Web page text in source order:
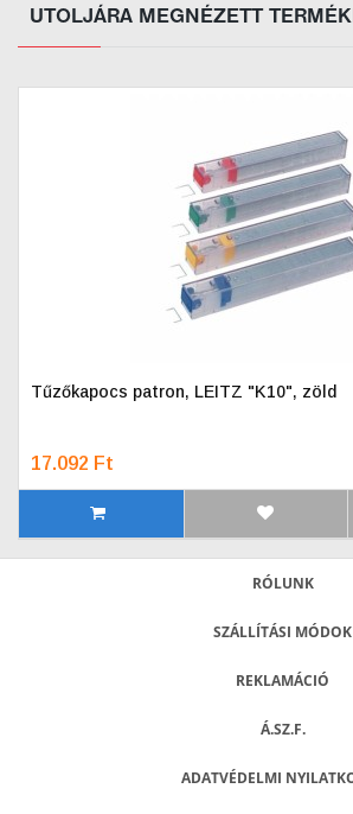
UTOLJÁRA MEGNÉZETT
Tűzőkapocs patron, LEITZ "K10", zöld
17.092 Ft
RÓLUNK
SZÁLLÍTÁSI MÓDOK
REKLAMÁCIÓ
Á.SZ.F.
ADATVÉDELMI